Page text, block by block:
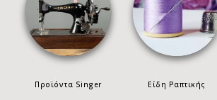
Προϊόντα Singer Είδη Ραπτικής